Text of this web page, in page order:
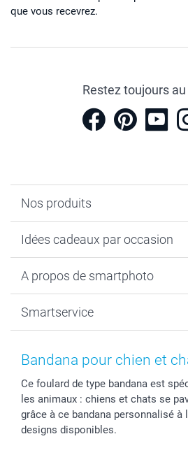
que vous recevrez.
Restez toujours
Nos produits
Calendrier photo & Agenda photo
Tirage photo & agrandissement
Faire-part & Cartes
Coques smartphone
Stickers & Etiquettes
Cadres photo & accessoires déco
Dénicheur d'idées cadeau
Idées cadeaux par occasion
Anniversaire
Naissance & baptême
Fête des Mères
Fête des Pères
Communion
Baptême
Toussaint
A propos de smartphoto
Plan du site
Droit de rétraction
Vie privée
Gestion des cookies
Tarifs
Smartservice
Aide
smartfriends
Livraison
Modes de paiement
Bandana pour chien et
Ce foulard de type bandana est
les animaux : chiens et chats se
grâce à ce bandana personnalisé à
designs disponibles.